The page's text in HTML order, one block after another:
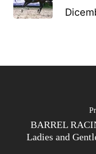
BARREL
Ladies and